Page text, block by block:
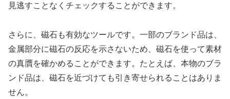
見逃すことなくチェックすることができます。
さらに、磁石も有効なツールです。一部のブランド品は、
金属部分に磁石の反応を示さないため、磁石を使って素材
の真贋を確かめることができます。たとえば、本物のブラ
ンド品は、磁石を近づけても引き寄せられることはありま
せん。